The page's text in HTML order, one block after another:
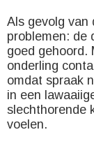
Als gevolg van
problemen: de
goed gehoord.
onderling
omdat spraak
in een
slechthorende
voelen.